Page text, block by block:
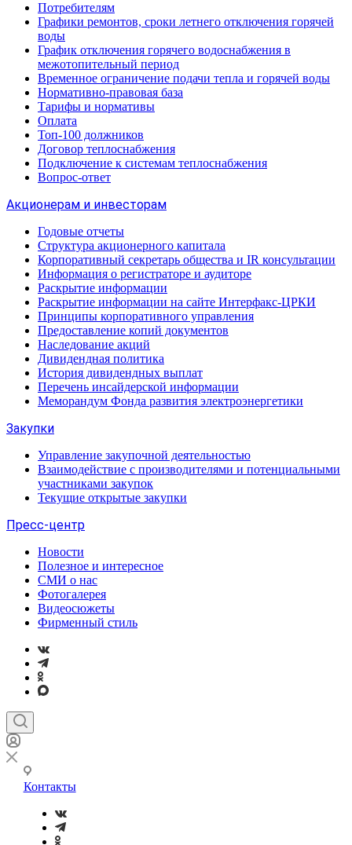
Потребителям
Графики ремонтов, сроки летнего отключения горячей
воды
График отключения горячего водоснабжения в
межотопительный период
Временное ограничение подачи тепла и горячей воды
Нормативно-правовая база
Тарифы и нормативы
Оплата
Топ-100 должников
Договор теплоснабжения
Подключение к системам теплоснабжения
Вопрос-ответ
Акционерам и инвесторам
Годовые отчеты
Структура акционерного капитала
Корпоративный секретарь общества и IR консультации
Информация о регистраторе и аудиторе
Раскрытие информации
Раскрытие информации на сайте Интерфакс-ЦРКИ
Принципы корпоративного управления
Предоставление копий документов
Наследование акций
Дивидендная политика
История дивидендных выплат
Перечень инсайдерской информации
Меморандум Фонда развития электроэнергетики
Закупки
Управление закупочной деятельностью
Взаимодействие с производителями и потенциальными
участниками закупок
Текущие открытые закупки
Пресс-центр
Новости
Полезное и интересное
СМИ о нас
Фотогалерея
Видеосюжеты
Фирменный стиль
Контакты